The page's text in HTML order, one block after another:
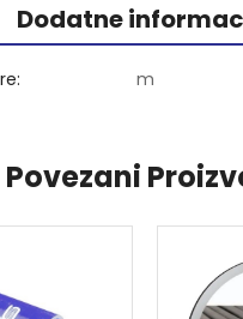
Dodatne
m
Povezani